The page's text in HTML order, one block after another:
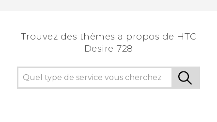
Trouvez des thèmes a propos de HTC
Desire 728